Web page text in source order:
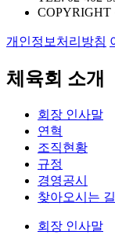
COPYRIGHT
개인정보처리방침
체육회 소개
회장 인사말
연혁
조직현황
규정
경영공시
찾아오시는 길
회장 인사말